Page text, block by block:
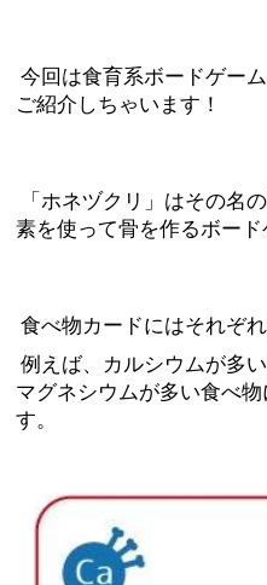
今回は食育系ボードゲー
ご紹介しちゃいます！
「ホネヅクリ」はその名
素を使って骨を作るボード
食べ物カードにはそれぞ
例えば、カルシウムが多
マグネシウムが多い食べ
す。